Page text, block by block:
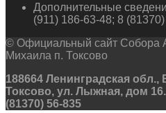
Дополнительные
(911) 186-63-48; 8
© Официальный сайт Собора
Михаила п. Токсово
188664 Ленинградская
Токсово, ул. Лыжная, дом 16.
(81370) 56-835